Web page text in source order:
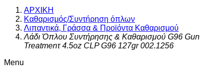
ΑΡΧΙΚΗ
Καθαρισμός/Συντήρηση όπλων
Λιπαντικά, Γράσσα & Προϊόντα Καθαρισμού
Λάδι Όπλου Συντήρησης & Καθαρισμού G96 Gun
Treatmenτ 4.5oz CLP G96 127gr 002.1256
Menu